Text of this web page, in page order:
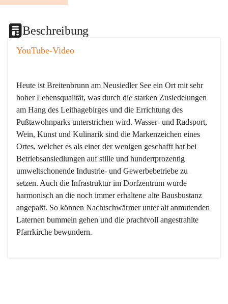
Beschreibung
YouTube-Video
Heute ist Breitenbrunn am Neusiedler See ein Ort mit sehr
hoher Lebensqualität, was durch die starken Zusiedelungen
am Hang des Leithagebirges und die Errichtung des
Pußtawohnparks unterstrichen wird. Wasser- und Radsport,
Wein, Kunst und Kulinarik sind die Markenzeichen eines
Ortes, welcher es als einer der wenigen geschafft hat bei
Betriebsansiedlungen auf stille und hundertprozentig
umweltschonende Industrie- und Gewerbebetriebe zu
setzen. Auch die Infrastruktur im Dorfzentrum wurde
harmonisch an die noch immer erhaltene alte Bausbustanz
angepaßt. So können Nachtschwärmer unter alt anmutenden
Laternen bummeln gehen und die prachtvoll angestrahlte
Pfarrkirche bewundern.
Der Weinbau dominert heute nicht mehr, ist aber integrativer